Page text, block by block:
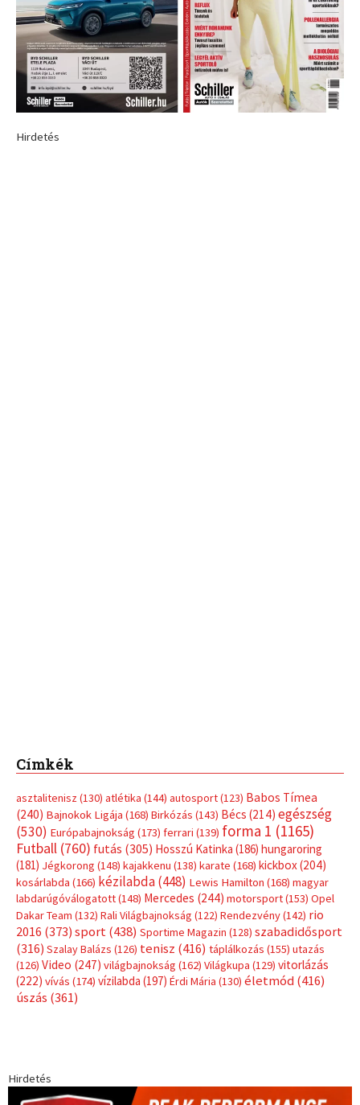
Hirdetés
Címkék
asztalitenisz (130) atlétika (144) autosport(123) Babos Tímea
(240) Bajnokok Ligája (168) Birkózás (143) Bécs (214) egészség
(530) Európabajnokság (173) ferrari (139) forma 1 (1165)
Futball (760) futás (305) Hosszú Katinka (186) hungaroring
(181) Jégkorong (148) kajakkenu (138) karate (168) kickbox(204)
kosárlabda (166) kézilabda(448) Lewis Hamilton (168) magyar
labdarúgóválogatott(148) Mercedes (244) motorsport(153) Opel
Dakar Team (132) Rali Világbajnokság (122) Rendezvény(142) rio
2016 (373) sport(438) Sportime Magazin (128) szabadidősport
(316) Szalay Balázs (126) tenisz (416) táplálkozás (155) utazás
(126) Video (247) világbajnokság (162) Világkupa (129) vitorlázás
(222) vívás (174) vízilabda (197) Érdi Mária (130) életmód(416)
úszás (361)
Hirdetés